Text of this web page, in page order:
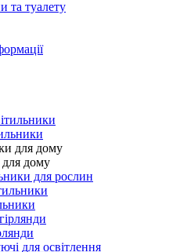
та туалету
дому
для рослин